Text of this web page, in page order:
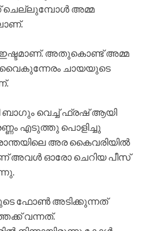
ചെല്ലുമ്പോൾ അമ്മ
അതുകൊണ്ട് അമ്മ
ചായയുടെ
വെച്ച് ഫ്രഷ് ആയി
എടുത്തു പൊളിച്ചു
അര കൈവരിയിൽ
അവൾ ഓരോ ചെറിയ പീസ്
ഫോൺ അടിക്കുന്നത്
വന്നത്.